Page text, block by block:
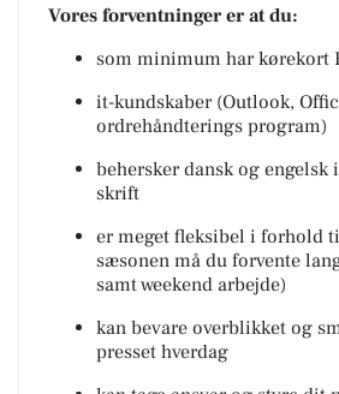
Vores forventninger er at du:
som minimum har kørekort
it-kundskaber (Outlook,
ordrehåndterings program)
behersker dansk og engelsk
skrift
er meget fleksibel i forhold
sæsonen må du forvente
samt weekend arbejde)
kan bevare overblikket og
presset hverdag